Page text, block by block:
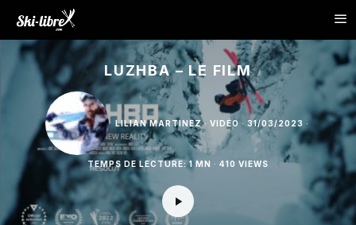
LUZHBA – LE FILM
LILIAN MARTINEZ · VIDÉO · 31/03/2023 ·
TEMPS DE LECTURE: 1 MN · 410 VIEWS